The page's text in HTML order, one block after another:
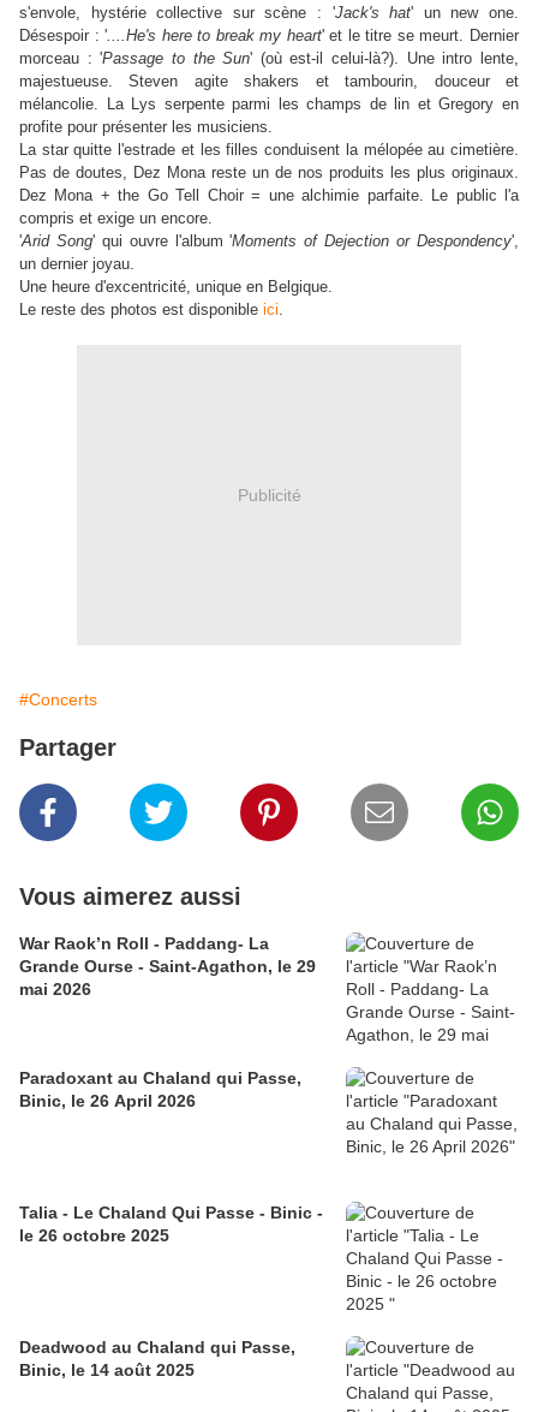
s'envole, hystérie collective sur scène : 'Jack's hat' un new one.
Désespoir : '....He's here to break my heart' et le titre se meurt. Dernier
morceau : 'Passage to the Sun' (où est-il celui-là?). Une intro lente,
majestueuse. Steven agite shakers et tambourin, douceur et
mélancolie. La Lys serpente parmi les champs de lin et Gregory en
profite pour présenter les musiciens.
La star quitte l'estrade et les filles conduisent la mélopée au cimetière.
Pas de doutes, Dez Mona reste un de nos produits les plus originaux.
Dez Mona + the Go Tell Choir = une alchimie parfaite. Le public l'a
compris et exige un encore.
'Arid Song' qui ouvre l'album 'Moments of Dejection or Despondency',
un dernier joyau.
Une heure d'excentricité, unique en Belgique.
Le reste des photos est disponible ici.
Publicité
#Concerts
Partager
Vous aimerez aussi
War Raok’n Roll - Paddang- La
Grande Ourse - Saint-Agathon, le 29
mai 2026
Paradoxant au Chaland qui Passe,
Binic, le 26 April 2026
Talia - Le Chaland Qui Passe - Binic -
le 26 octobre 2025
Deadwood au Chaland qui Passe,
Binic, le 14 août 2025